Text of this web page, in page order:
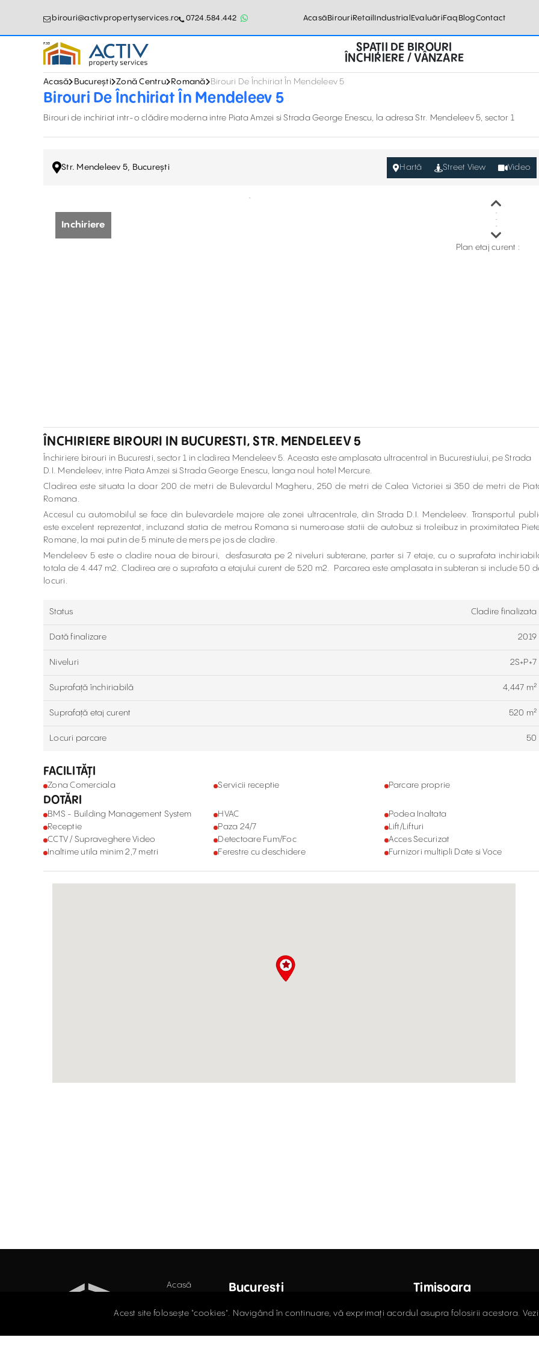
birouri@activpropertyservices.ro 0724.584.442 AcasăBirouriRetailIndustrialEvaluăriFaq BlogContact
SPAȚII DE BIROURI
ÎNCHIRIERE / VÂNZARE
Acasă București Zonă Centru Romană Birouri De Închiriat În Mendeleev 5
Birouri De Închiriat În Mendeleev 5
Birouri de inchiriat intr-o clădire moderna intre Piata Amzei si Strada George Enescu, la adresa Str. Mendeleev 5, sector 1
Str. Mendeleev 5, București Hartă Street View Video
Inchiriere
Plan etaj curent :
ÎNCHIRIERE BIROURI IN BUCURESTI, STR. MENDELEEV 5
Închiriere birouri in Bucuresti, sector 1 in cladirea Mendeleev 5. Aceasta este amplasata ultracentral in Bucurestiului, pe Strada
D.I. Mendeleev, intre Piata Amzei si Strada George Enescu, langa noul hotel Mercure.
Cladirea este situata la doar 200 de metri de Bulevardul Magheru, 250 de metri de Calea Victoriei si 350 de metri de
Romana.
Accesul cu automobilul se face din bulevardele majore ale zonei ultracentrale, din Strada D.I. Mendeleev. Transportul
este excelent reprezentat, incluzand statia de metrou Romana si numeroase statii de autobuz si troleibuz in proximitatea
Romane, la mai putin de 5 minute de mers pe jos de cladire.
Mendeleev 5 este o cladire noua de birouri, desfasurata pe 2 niveluri subterane, parter si 7 etaje, cu o suprafata
totala de 4.447 m2. Cladirea are o suprafata a etajului curent de 520 m2. Parcarea este amplasata in subteran si include 50
locuri.
Status Cladire finalizata
Dată finalizare 2019
Niveluri 2S+P+7
Suprafață închiriabilă 4,447 m²
Suprafață etaj curent 520 m²
Locuri parcare 50
FACILITĂȚI
Zona Comerciala Servicii receptie Parcare proprie
DOTĂRI
BMS - Building Management System HVAC
Podea Inaltata
Receptie
Paza 24/7
Lift/Lifturi
CCTV / Supraveghere Video
Detectoare Fum/Foc
Acces Securizat
Inaltime utila minim 2,7 metri
Ferestre cu deschidere Furnizori multipli Date si Voce
Acasă București
Sector 5
021.408.03.00
Timișoara
Nr. 24, Et. 5
0256.406.700
Acest site folosește "cookies". Navigând în continuare, vă exprimați acordul asupra folosirii acestora. Vezi